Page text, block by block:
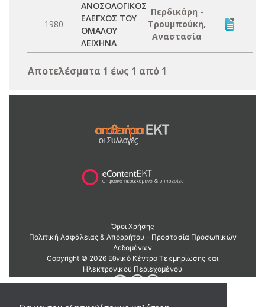
1980
ΑΝΟΣΟΛΟΓΙΚΟΣ
ΕΛΕΓΧΟΣ ΤΟΥ
ΟΜΑΛΟΥ
ΛΕΙΧΗΝΑ
Περδικάρη -
Τρουμπούκη,
Αναστασία
Αποτελέσματα 1 έως 1 από 1